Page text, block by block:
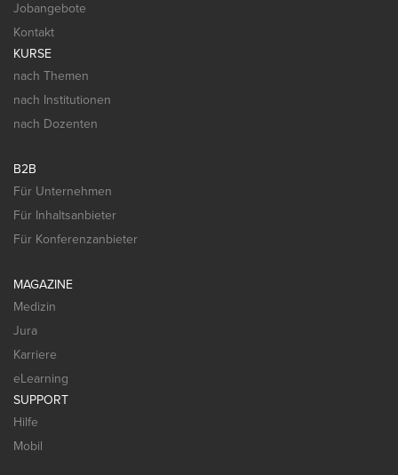
Jobangebote
Kontakt
KURSE
nach Themen
nach Institutionen
nach Dozenten
B2B
Für Unternehmen
Für Inhaltsanbieter
Für Konferenzanbieter
MAGAZINE
Medizin
Jura
Karriere
eLearning
SUPPORT
Hilfe
Mobil